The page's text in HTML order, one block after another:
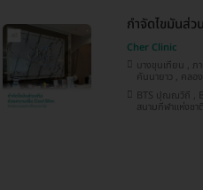
กำจัดไขมันส่
Cher Clinic
บางขุนเทียน , ภาษีเจริญ , พระโขนง , ลาดพร้าว , จตุจักร , ประเวศ , ทวีวัฒนา , บางซื่อ , สมุทรปราการ , ลาดกระบัง , บางนา ,
BTS ปุณณวิถี , BTS รัชโยธิน , MRT เตาปูน , BTS บางนา , BTS อุดมสุข , BTS อโศก , MRT สุขุมวิท , BTS อ่อนนุช , BTS